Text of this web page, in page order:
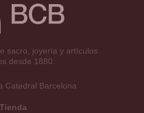
sacro, joyería y artículos
desde 1880.
Catedral Barcelona
Tienda